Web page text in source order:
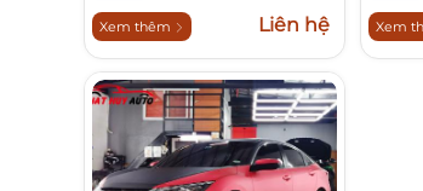
Xem thêm Liên hệ Xem